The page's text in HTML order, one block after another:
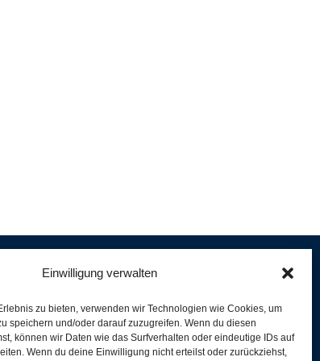
Einwilligung verwalten
zu bieten, verwenden wir Technologien wie Cookies, um
speichern und/oder darauf zuzugreifen. Wenn du diesen
können wir Daten wie das Surfverhalten oder eindeutige IDs auf
Wenn du deine Einwilligung nicht erteilst oder zurückziehst,